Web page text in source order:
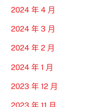
2024 年 4 月
2024 年 3 月
2024 年 2 月
2024 年 1 月
2023 年 12 月
2023 年 11 月